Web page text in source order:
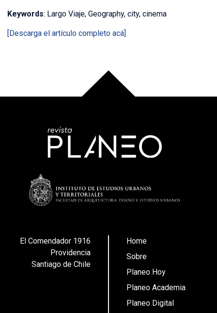
Keywords: Largo Viaje, Geography, city, cinema
[Descarga el artículo completo acá]
El Comendador 1916
Providencia
Santiago de Chile
Home
Sobre
Planeo Hoy
Planeo Academia
Planeo Digital